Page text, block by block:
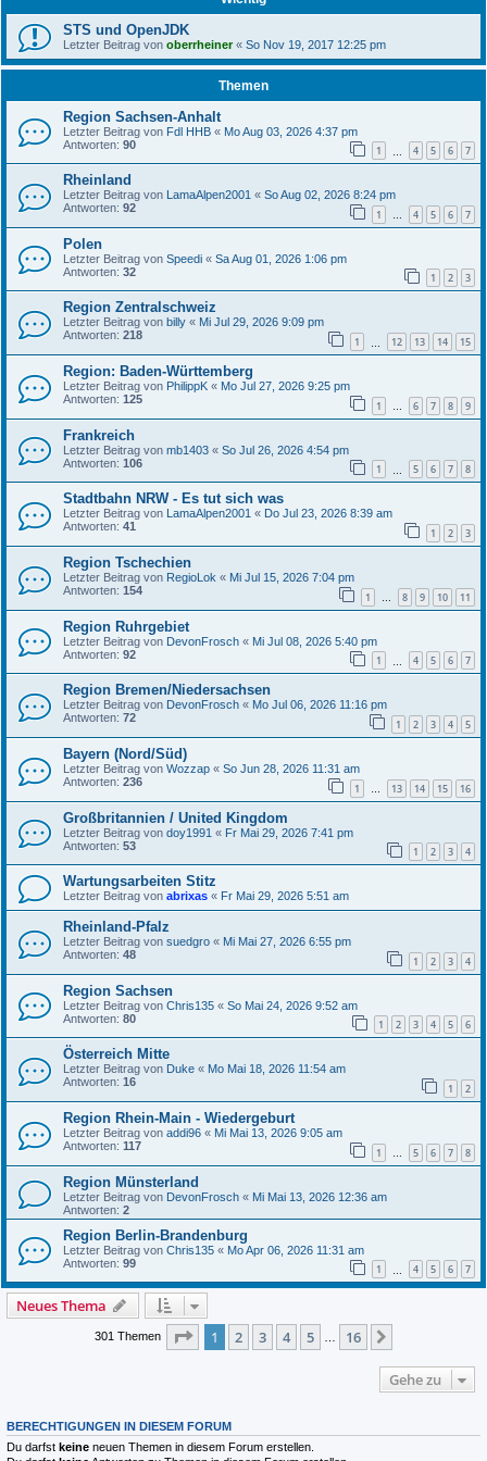
STS und OpenJDK
Letzter Beitrag von oberrheiner« So Nov 19, 2017 12:25 pm
Themen
Region Sachsen-Anhalt
Letzter Beitrag von Fdl HHB « Mo Aug 03, 2026 4:37 pm
Antworten: 90 1 4 5 6 7
Rheinland
Letzter Beitrag von LamaAlpen2001 « So Aug 02, 2026 8:24 pm
Antworten: 92 1 … 4 5 6 7
Polen
Letzter Beitrag von Speedi « Sa Aug 01, 2026 1:06 pm
Antworten: 32 1 2 3
Region Zentralschweiz
Letzter Beitrag von billy « Mi Jul 29, 2026 9:09 pm
Antworten: 218 1 12 13 14 15
Region: Baden-Württemberg
Letzter Beitrag von PhilippK « Mo Jul 27, 2026 9:25 pm
Antworten: 125 1 … 6 7 8 9
Frankreich
Letzter Beitrag von mb1403 « So Jul 26, 2026 4:54 pm
Antworten: 106 1 5 6 7 8
Stadtbahn NRW - Es tut sich was
Letzter Beitrag von LamaAlpen2001 « Do Jul 23, 2026 8:39 am
Antworten: 41 1 2 3
Region Tschechien
Letzter Beitrag von RegioLok « Mi Jul 15, 2026 7:04 pm
Antworten: 154 1 … 8 9 10 11
Region Ruhrgebiet
Letzter Beitrag von DevonFrosch « Mi Jul 08, 2026 5:40 pm
Antworten: 92 1 4 5 6 7
Region Bremen/Niedersachsen
Letzter Beitrag von DevonFrosch « Mo Jul 06, 2026 11:16 pm
Antworten: 72 1 2 3 4 5
Bayern (Nord/Süd)
Letzter Beitrag von Wozzap « So Jun 28, 2026 11:31 am
Antworten: 236 1 … 13 14 15 16
Großbritannien / United Kingdom
Letzter Beitrag von doy1991 « Fr Mai 29, 2026 7:41 pm
Antworten: 53 1 2 3 4
Wartungsarbeiten Stitz
Letzter Beitrag von abrixas « Fr Mai 29, 2026 5:51 am
Rheinland-Pfalz
Letzter Beitrag von suedgro « Mi Mai 27, 2026 6:55 pm
Antworten: 48 1 2 3 4
Region Sachsen
Letzter Beitrag von Chris135 « So Mai 24, 2026 9:52 am
Antworten: 80 1 2 3 4 5 6
Österreich Mitte
Letzter Beitrag von Duke « Mo Mai 18, 2026 11:54 am
Antworten: 16 1 2
Region Rhein-Main - Wiedergeburt
Letzter Beitrag von addi96 « Mi Mai 13, 2026 9:05 am
Antworten: 117 1 … 5 6 7 8
Region Münsterland
Letzter Beitrag von DevonFrosch « Mi Mai 13, 2026 12:36 am
Antworten: 2
Region Berlin-Brandenburg
Letzter Beitrag von Chris135 « Mo Apr 06, 2026 11:31 am
Antworten: 99 1 4 5 6 7
Neues Thema
301 Themen Seite 1von 16
1 2 3 4 5 16
Gehe zu
BERECHTIGUNGEN IN DIESEM FORUM
Du darfst keine neuen Themen in diesem Forum erstellen.